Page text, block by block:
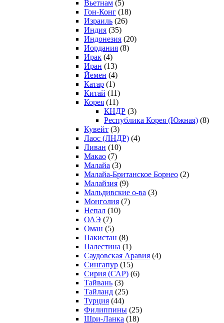
Вьетнам (5)
Гон-Конг (18)
Израиль (26)
Индия (35)
Индонезия (20)
Иордания (8)
Ирак (4)
Иран (13)
Йемен (4)
Катар (1)
Китай (11)
Корея (11)
КНДР (3)
Республика Корея (Южная) (8)
Кувейт (3)
Лаос (ЛНДР) (4)
Ливан (10)
Макао (7)
Малайа (3)
Малайа-Британское Борнео (2)
Малайзия (9)
Мальдивские о-ва (3)
Монголия (7)
Непал (10)
ОАЭ (7)
Оман (5)
Пакистан (8)
Палестина (1)
Саудовская Аравия (4)
Сингапур (15)
Сирия (САР) (6)
Тайвань (3)
Тайланд (25)
Турция (44)
Филиппины (25)
Шри-Ланка (18)